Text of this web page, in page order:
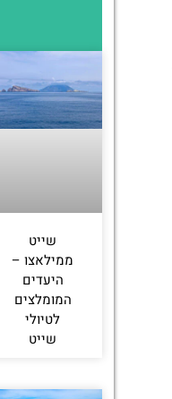
שייט
ממילאצו –
היעדים
המומלצים
לטיולי
שייט